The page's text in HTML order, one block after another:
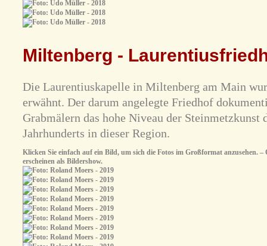
Miltenberg -
Die Laurentiuskapelle in Miltenberg am Main
erwähnt. Der darum angelegte Friedhof
Grabmälern das hohe Niveau der Steinmetzkunst
Jahrhunderts in dieser Region.
Klicken Sie einfach auf ein Bild, um sich die Fotos im Großformat anzusehen. –
erscheinen als Bildershow.